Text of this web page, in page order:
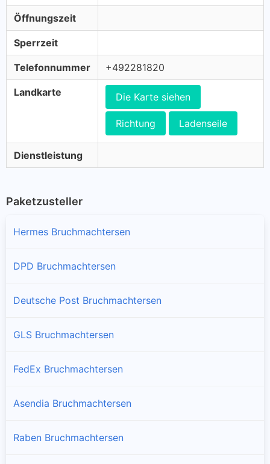
Öffnungszeit
Sperrzeit
Telefonnummer +492281820
Landkarte Die Karte siehen
Richtung Ladenseile
Dienstleistung
Paketzusteller
Hermes Bruchmachtersen
DPD Bruchmachtersen
Deutsche Post Bruchmachtersen
GLS Bruchmachtersen
FedEx Bruchmachtersen
Asendia Bruchmachtersen
Raben Bruchmachtersen